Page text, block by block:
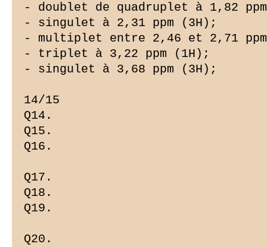
- doublet de quadruplet à 1,82
- singulet à 2,31 ppm (3H);
- multiplet entre 2,46 et 2,71
- triplet à 3,22 ppm (1H);
- singulet à 3,68 ppm (3H);
14/15
Q14.
Q15.
Q16.
Q17.
Q18.
Q19.
Q20.